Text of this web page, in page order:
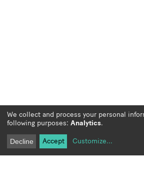
We collect and process your personal
following purposes: Analytics.
Decline Accept Customize...